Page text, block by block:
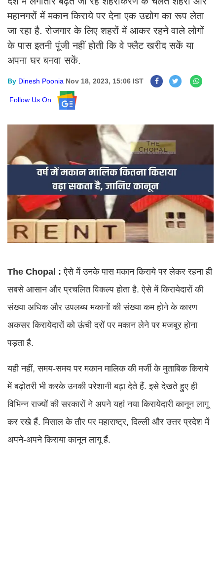
महानगरों में मकान किराये पर देना एक उद्योग का रूप लेता
जा रहा है. रोजगार के लिए शहरों में आकर रहने वाले लोगों
के पास इतनी पूंजी नहीं होती कि वे फ्लैट खरीद सकें या
अपना घर बनवा सकें.
By Dinesh Poonia Nov 18, 2023, 15:06 IST
Follow Us On
The Chopal : ऐसे में उनके पास मकान किराये पर लेकर रहना ही
सबसे आसान और प्रचलित विकल्प होता है. ऐसे में किरायेदारों की
संख्या अधिक और उपलब्‍ध मकानों की संख्या कम होने के कारण
अकसर किरायेदारों को ऊंची दरों पर मकान लेने पर मजबूर होना
पड़ता है.
यही नहीं, समय-समय पर मकान मालिक की मर्जी के मुताबिक किराये
में बढ़ोतरी भी करके उनकी परेशानी बढ़ा देते हैं. इसे देखते हुए ही
विभिन्न राज्यों की सरकारों ने अपने यहां नया किरायेदारी कानून लागू
कर रखे हैं. मिसाल के तौर पर महाराष्‍ट्र, दिल्ली और उत्तर प्रदेश में
अपने-अपने किराया कानून लागू हैं.